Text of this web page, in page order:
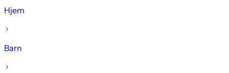
Hjem
Barn